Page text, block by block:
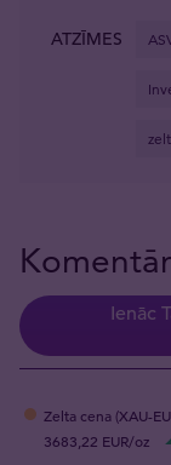
ATZĪMES
Ienāc
Zelta cena (XAU-
3683,22 EUR/oz